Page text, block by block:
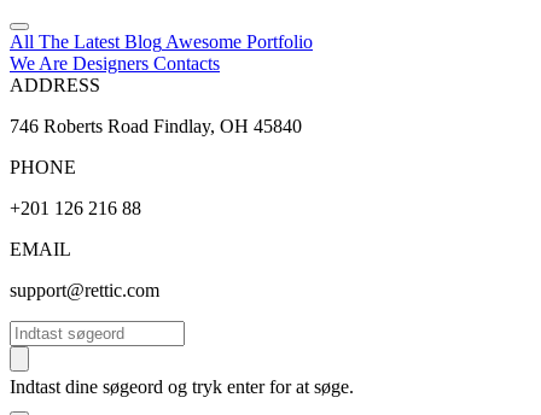
All The Latest Blog Awesome Portfolio
We Are Designers Contacts
ADDRESS
746 Roberts Road Findlay, OH 45840
PHONE
+201 126 216 88
EMAIL
support@rettic.com
Søg
Indtast dine søgeord og tryk enter for at søge.